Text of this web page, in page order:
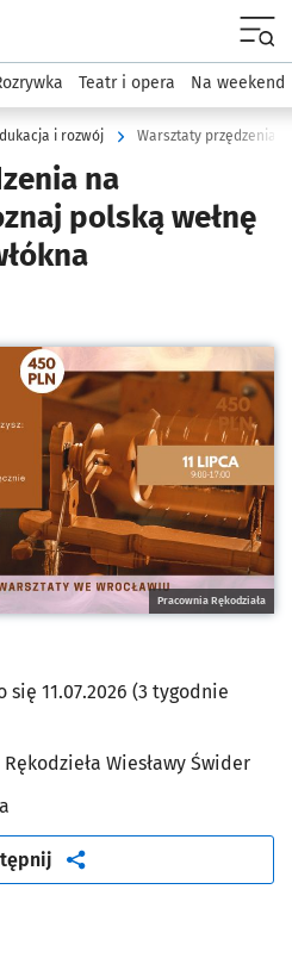
podserwis: Wydarzenia
Teatr i opera Na weekend
i rozwój Warsztaty przędzenia
na
polską wełnę
Pracownia Rękodziała
się 11.07.2026 (3 tygodnie
Wiesławy Świder
artykuł